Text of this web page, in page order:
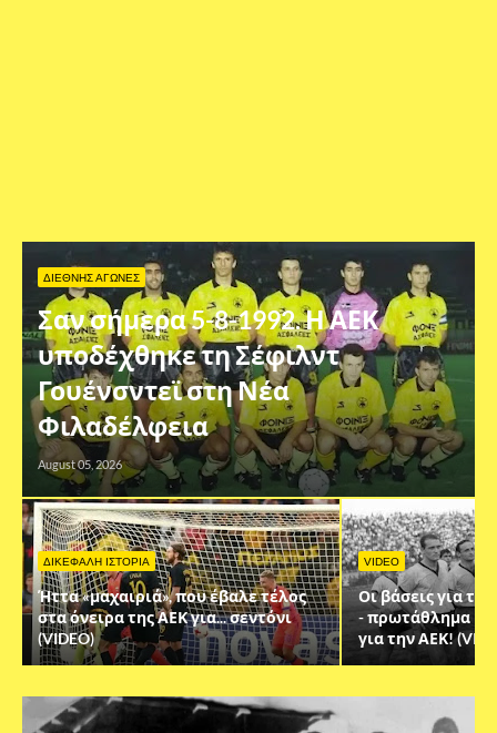
ΔΙΕΘΝΗΣ ΑΓΩΝΕΣ
Σαν σήμερα 5-8-1992. Η ΑΕΚ
υποδέχθηκε τη Σέφιλντ
Γουένσντεϊ στη Νέα
Φιλαδέλφεια
August 05, 2026
ΔΙΚΕΦΑΛΗ ΙΣΤΟΡΙΑ
Ήττα «μαχαιριά», που έβαλε τέλος
στα όνειρα της ΑΕΚ για... σεντόνι
(VIDEO)
VIDEO
Οι βάσεις για
- πρωτάθλημα
για την ΑΕΚ!